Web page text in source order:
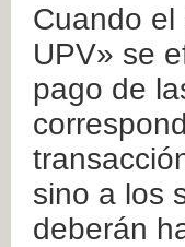
Cuando
UPV» se
pago de
sino a los
deberán